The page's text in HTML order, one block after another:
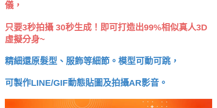
儀，
只要3秒拍攝 30秒生成！即可打造出99%相似真人3D
虛擬分身~
精細還原髮型、服飾等細節。模型可動可跳，
可製作LINE/GIF動態貼圖及拍攝AR影音。